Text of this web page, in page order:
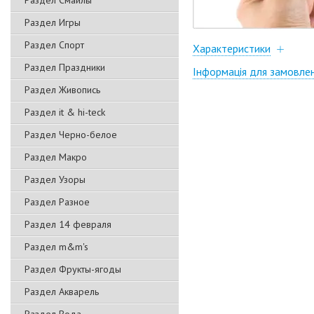
Раздел Игры
Раздел Спорт
Раздел Праздники
Раздел Живопись
Раздел it & hi-teck
Раздел Черно-белое
Раздел Макро
Раздел Узоры
Раздел Разное
Раздел 14 февраля
Раздел m&m's
Раздел Фрукты-ягоды
Раздел Акварель
Характеристики
Інформація для